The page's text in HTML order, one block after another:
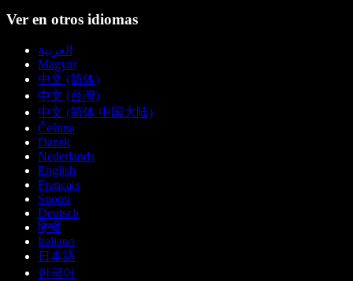
Ver en otros idiomas
العربية
Magyar
中文 (简体)
中文 (台灣)
中文 (简体 中国大陆)
Čeština
Dansk
Nederlands
English
Français
Suomi
Deutsch
हिन्दी
Italiano
日本語
한국어